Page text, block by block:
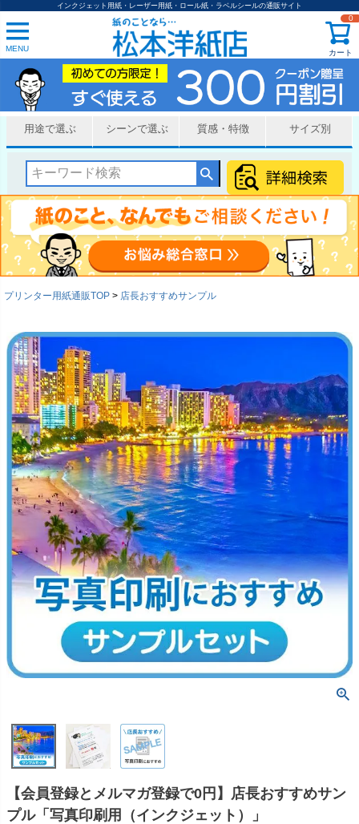
インクジェット用紙・レーザー用紙・ロール紙・ラベルシールの通販サイト
MENU カート
0
用途で選ぶ シーンで選ぶ 質感・特徴 サイズ別
プリンター用紙通販TOP 店長おすすめサンプル
【会員登録とメルマガ登録で0円】店長おすすめサン
プル「写真印刷用（インクジェット）」